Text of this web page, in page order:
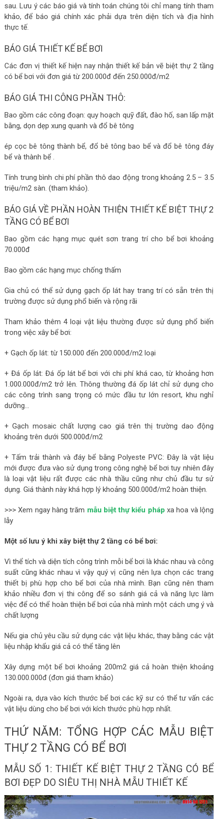
sau. Lưu ý các báo giá và tính toán chúng tôi chỉ mang tính tham
khảo, để báo giá chính xác phải dựa trên diện tích và địa hình
thực tế.
BÁO GIÁ THIẾT KẾ BỂ BƠI
Các đơn vị thiết kế hiện nay nhận thiết kế bản vẽ biệt thự 2 tầng
có bể bơi với đơn giá từ 200.000đ đến 250.000đ/m2
BÁO GIÁ THI CÔNG PHẦN THÔ:
Bao gồm các công đoạn: quy hoạch quỹ đất, đào hố, san lấp mặt
bằng, dọn dẹp xung quanh và đổ bê tông
ép cọc bê tông thành bể, đổ bê tông bao bể và đổ bê tông đáy
bể và thành bể .
Tính trung bình chi phí phần thô dao động trong khoảng 2.5 – 3.5
triệu/m2 sàn. (tham khảo).
BÁO GIÁ VỀ PHẦN HOÀN THIỆN THIẾT KẾ BIỆT THỰ 2
TẦNG CÓ BỂ BƠI
Bao gồm các hạng mục quét sơn trang trí cho bể bơi khoảng
70.000đ
Bao gồm các hạng mục chống thấm
Gia chủ có thể sử dụng gạch ốp lát hay trang trí có sẵn trên thị
trường được sử dụng phổ biến và rộng rãi
Tham khảo thêm 4 loại vật liệu thường được sử dụng phổ biến
trong việc xây bể bơi:
+ Gạch ốp lát: từ 150.000 đến 200.000đ/m2 loại
+ Đá ốp lát: Đá ốp lát bể bơi với chi phí khá cao, từ khoảng hơn
1.000.000đ/m2 trở lên. Thông thường đá ốp lát chỉ sử dụng cho
các công trình sang trọng có mức đầu tư lớn resort, khu nghỉ
dưỡng…
+ Gạch mosaic chất lượng cao giá trên thị trường dao động
khoảng trên dưới 500.000đ/m2
+ Tấm trải thành và đáy bể bằng Polyeste PVC: Đây là vật liệu
mới được đưa vào sử dụng trong công nghệ bể bơi tuy nhiên đây
là loại vật liệu rất được các nhà thầu cũng như chủ đầu tư sử
dụng. Giá thành này khá hợp lý khoảng 500.000đ/m2 hoàn thiện.
>>> Xem ngay hàng trăm mẫu biệt thự kiểu pháp xa hoa và lộng
lẫy
Một số lưu ý khi xây biệt thự 2 tầng có bể bơi:
Vì thể tích và diện tích công trình mỗi bể bơi là khác nhau và công
suất cũng khác nhau vì vậy quý vị cũng nên lựa chọn các trang
thiết bị phù hợp cho bể bơi của nhà mình. Bạn cũng nên tham
khảo nhiều đơn vị thi công để so sánh giá cả và năng lực làm
việc để có thể hoàn thiện bể bơi của nhà mình một cách ưng ý và
chất lượng
Nếu gia chủ yêu cầu sử dụng các vật liệu khác, thay bằng các vật
liệu nhập khẩu giá cả có thể tăng lên
Xây dựng một bể bơi khoảng 200m2 giá cả hoàn thiện khoảng
130.000.000đ (đơn giá tham khảo)
Ngoài ra, dựa vào kích thước bể bơi các kỹ sư có thể tư vấn các
vật liệu dùng cho bể bơi với kích thước phù hợp nhất.
THỨ NĂM: TỔNG HỢP CÁC MẪU BIỆT
THỰ 2 TẦNG CÓ BỂ BƠI
MẪU SỐ 1: THIẾT KẾ BIỆT THỰ 2 TẦNG CÓ BỂ
BƠI ĐẸP DO SIÊU THỊ NHÀ MẪU THIẾT KẾ